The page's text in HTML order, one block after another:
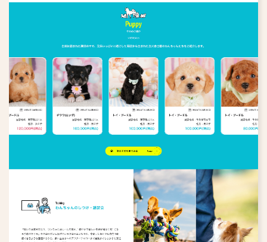
英会話教室 アパレル
化粧品・健康食品